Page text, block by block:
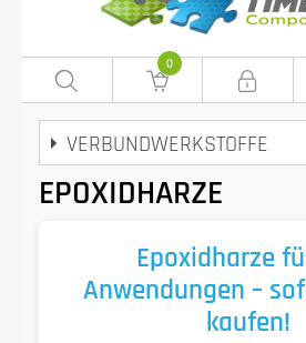
0
VERBUNDWERKSTOFFE
EPOXIDHARZE
Epoxidharze
Anwendungen –
kaufen!